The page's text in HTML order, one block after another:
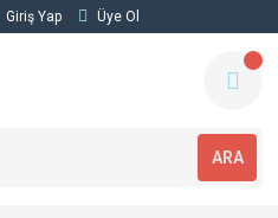
Giriş Yap Üye Ol
ARA